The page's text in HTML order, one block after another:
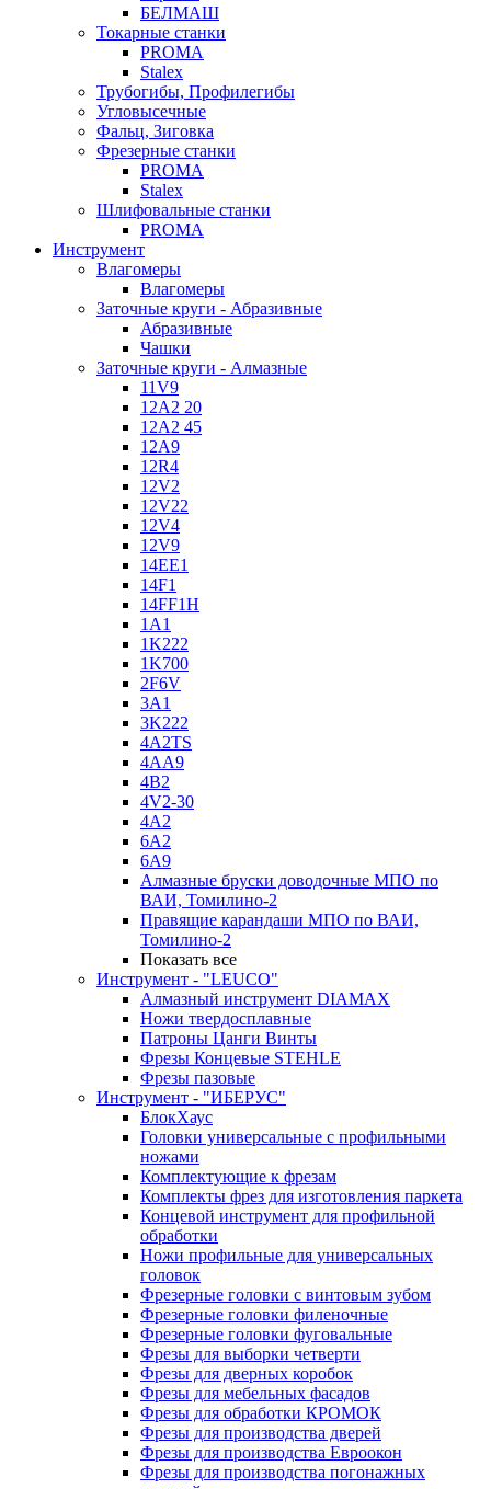
БЕЛМАШ
Токарные станки
PROMA
Stalex
Трубогибы, Профилегибы
Угловысечные
Фальц, Зиговка
Фрезерные станки
PROMA
Stalex
Шлифовальные станки
PROMA
Инструмент
Влагомеры
Влагомеры
Заточные круги - Абразивные
Абразивные
Чашки
Заточные круги - Алмазные
11V9
12A2 20
12A2 45
12A9
12R4
12V2
12V22
12V4
12V9
14EE1
14F1
14FF1H
1A1
1K222
1K700
2F6V
3A1
3K222
4A2TS
4AA9
4B2
4V2-30
4А2
6A2
6A9
Алмазные бруски доводочные МПО по
ВАИ, Томилино-2
Правящие карандаши МПО по ВАИ,
Томилино-2
Показать все
Инструмент - "LEUCO"
Алмазный инструмент DIAMAX
Ножи твердосплавные
Патроны Цанги Винты
Фрезы Концевые STEHLE
Фрезы пазовые
Инструмент - "ИБЕРУС"
БлокХаус
Головки универсальные с профильными
ножами
Комплектующие к фрезам
Комплекты фрез для изготовления паркета
Концевой инструмент для профильной
обработки
Ножи профильные для универсальных
головок
Фрезерные головки с винтовым зубом
Фрезерные головки филеночные
Фрезерные головки фуговальные
Фрезы для выборки четверти
Фрезы для дверных коробок
Фрезы для мебельных фасадов
Фрезы для обработки КРОМОК
Фрезы для производства дверей
Фрезы для производства Евроокон
Фрезы для производства погонажных